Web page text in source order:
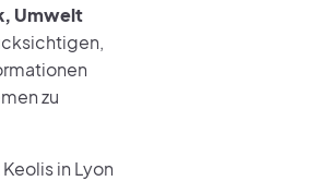
Umwelt
zu
in Lyon